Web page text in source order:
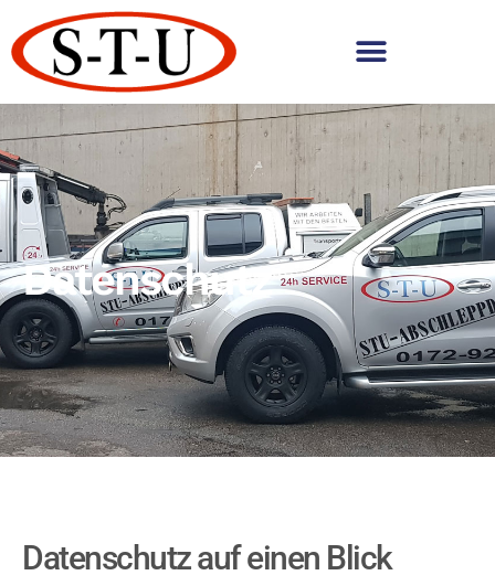
Datenschutz
Datenschutz auf einen Blick